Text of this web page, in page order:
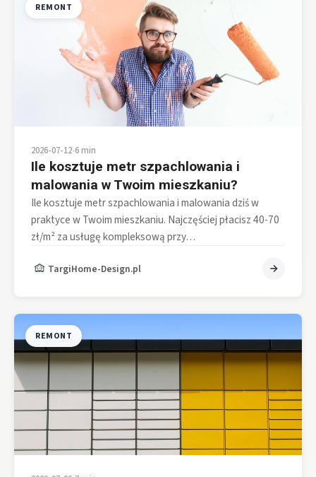
REMONT
2026-07-12•6 min
Ile kosztuje metr szpachlowania i
malowania w Twoim mieszkaniu?
Ile kosztuje metr szpachlowania i malowania dziś w
praktyce w Twoim mieszkaniu. Najczęściej płacisz 40-70
zł/m² za usługę kompleksową przy…
TargiHome-Design.pl
REMONT